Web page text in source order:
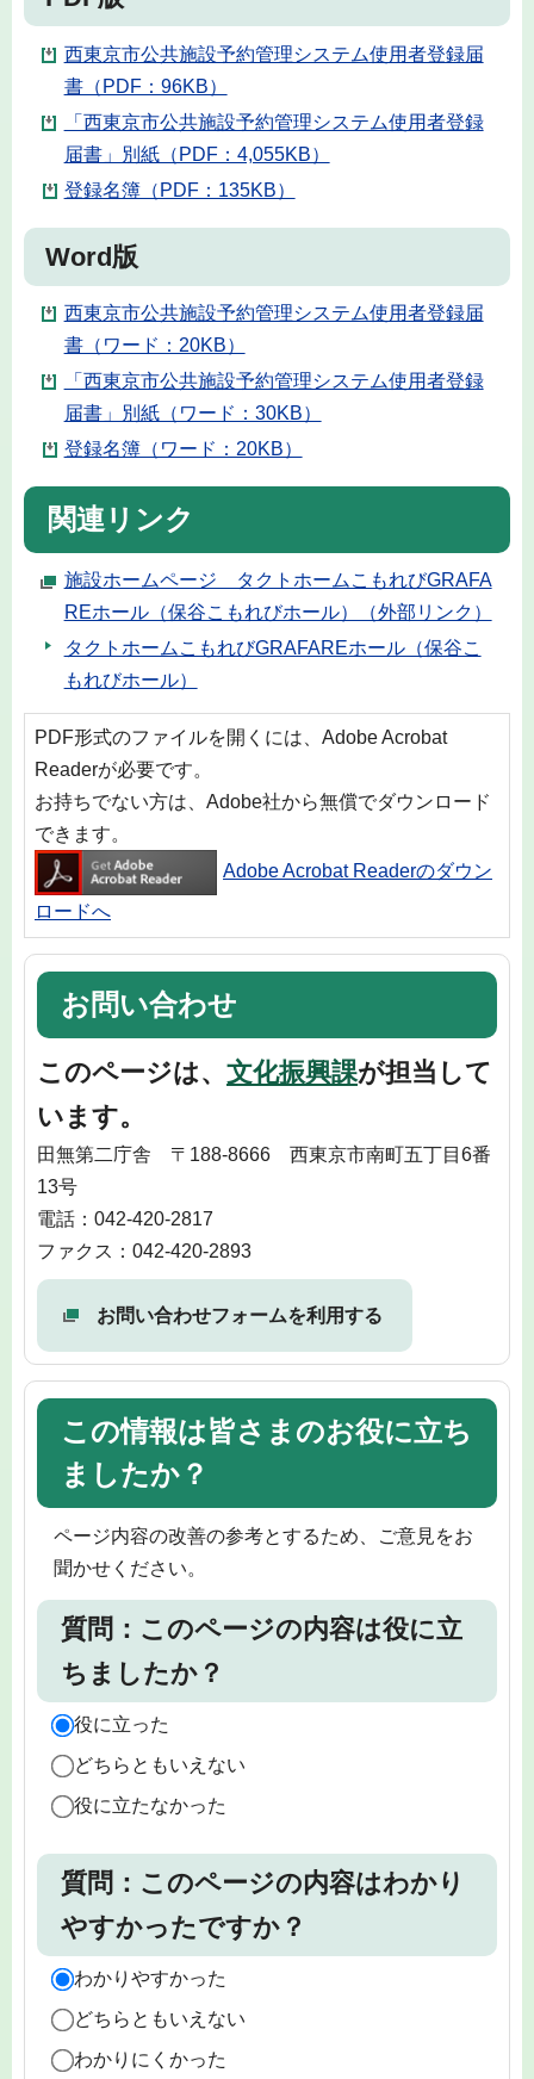
西東京市公共施設予約管理システム使用者登録届
書（PDF：96KB）
「西東京市公共施設予約管理システム使用者登録
届書」別紙（PDF：4,055KB）
登録名簿（PDF：135KB）
Word版
西東京市公共施設予約管理システム使用者登録届
書（ワード：20KB）
「西東京市公共施設予約管理システム使用者登録
届書」別紙（ワード：30KB）
登録名簿（ワード：20KB）
関連リンク
施設ホームページ タクトホームこもれびGRAFA
REホール（保谷こもれびホール）（外部リンク）
タクトホームこもれびGRAFAREホール（保谷こ
もれびホール）
PDF形式のファイルを開くには、Adobe Acrobat
Readerが必要です。
お持ちでない方は、Adobe社から無償でダウンロード
できます。
Adobe Acrobat Readerのダウン
ロードへ
お問い合わせ
このページは、 文化振興課が担当して
います。
田無第二庁舎 〒188-8666 西東京市南町五丁目6番
13号
電話：042-420-2817
ファクス：042-420-2893
お問い合わせフォームを利用する
この情報は皆さまのお役に立ち
ましたか？
ページ内容の改善の参考とするため、ご意見をお
聞かせください。
質問：このページの内容は役に立
ちましたか？
役に立った
どちらともいえない
役に立たなかった
質問：このページの内容はわかり
やすかったですか？
わかりやすかった
どちらともいえない
わかりにくかった